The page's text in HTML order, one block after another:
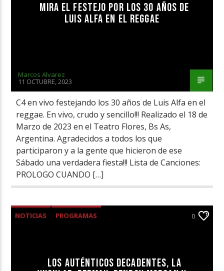
MIRA EL FESTEJO POR LOS 30 AÑOS DE
LUIS ALFA EN EL REGGAE
Marcos Alvarez
11 OCTUBRE, 2023
C4 en vivo festejando los 30 años de Luis Alfa en el
reggae. En vivo, crudo y sencillo!!! Realizado el 18 de
Marzo de 2023 en el Teatro Flores, Bs As,
Argentina. Agradecidos a todos los que
participaron y a la gente que hicieron de ese
Sábado una verdadera fiesta!!! Lista de Canciones:
PROLOGO CUANDO […]
NOTICIAS PROGRAMAS 0
LOS AUTÉNTICOS DECADENTES, LA